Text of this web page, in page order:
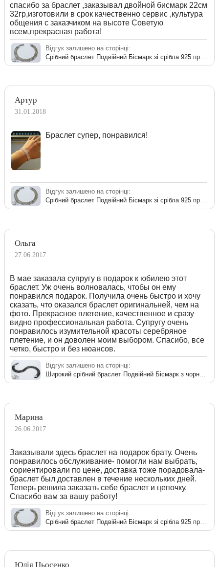
спасибо за браслет ,заказывал двойной бисмарк 22см
32гр,изготовили в срок качественно сервис ,культура
общения с заказчиком на высоте Советую
всем,прекрасная работа!
Відгук залишено на сторінці:
Артур
31.01.2018
Браслет супер, понравился!
Відгук залишено на сторінці:
Ольга
27.06.2017
В мае заказала супругу в подарок к юбилею этот
браслет. Уж очень волновалась, чтобы он ему
понравился подарок. Получила очень быстро и хочу
сказать, что оказался браслет оригинальней, чем на
фото. Прекрасное плетение, качественное и сразу
видно профессиональная работа. Супругу очень
понравилось изумительной красоты серебряное
плетение, и он доволен моим выбором. Спасибо, все
четко, быстро и без нюансов.
Відгук залишено на сторінці:
Марина
26.06.2017
Заказывали здесь браслет на подарок брату. Очень
понравилось обслуживание- помогли нам выбрать,
сориентировали по цене, доставка тоже порадовала-
браслет был доставлен в течение нескольких дней.
Теперь решила заказать себе браслет и цепочку.
Спасибо вам за вашу работу!
Відгук залишено на сторінці:
Юлія Цьосенко